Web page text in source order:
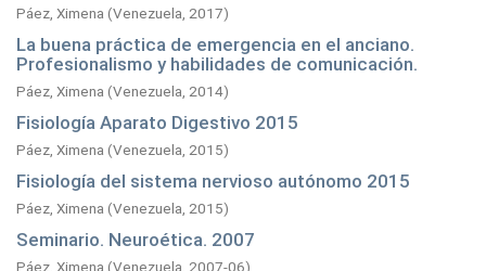
Páez, Ximena (Venezuela, 2017)
La buena práctica de emergencia en el anciano.
Profesionalismo y habilidades de comunicación.
Páez, Ximena (Venezuela, 2014)
Fisiología Aparato Digestivo 2015
Páez, Ximena (Venezuela, 2015)
Fisiología del sistema nervioso autónomo 2015
Páez, Ximena (Venezuela, 2015)
Seminario. Neuroética. 2007
Páez, Ximena (Venezuela, 2007-06)